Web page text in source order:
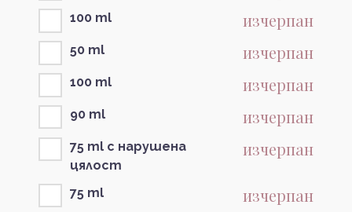
100 ml изчерпан
50 ml изчерпан
100 ml изчерпан
90 ml изчерпан
75 ml с нарушена
цялост
изчерпан
75 ml изчерпан